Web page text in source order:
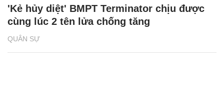
QUÂN SỰ
'Kẻ hủy diệt' BMPT Terminator chịu được
cùng lúc 2 tên lửa chống tăng